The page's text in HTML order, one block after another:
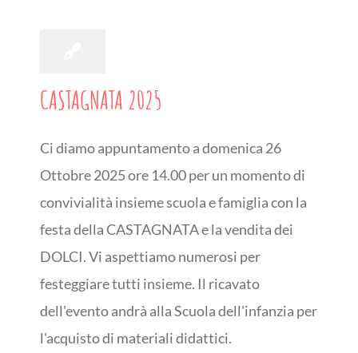
CASTAGNATA 2025
Ci diamo appuntamento a domenica 26
Ottobre 2025 ore 14.00 per un momento di
convivialità insieme scuola e famiglia con la
festa della CASTAGNATA e la vendita dei
DOLCI. Vi aspettiamo numerosi per
festeggiare tutti insieme. Il ricavato
dell'evento andrà alla Scuola dell'infanzia per
l'acquisto di materiali didattici.